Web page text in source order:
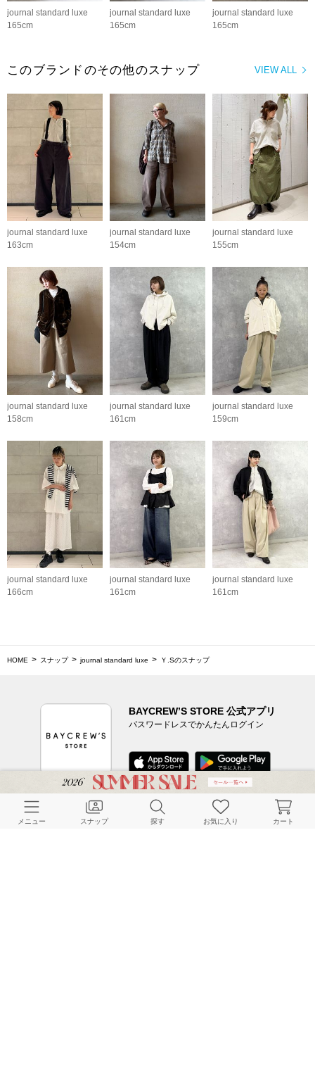
journal standard luxe
165cm
journal standard luxe
165cm
journal standard luxe
165cm
VIEW ALL
このブランドのその他のスナップ
journal standard luxe
163cm
journal standard luxe
154cm
journal standard luxe
155cm
journal standard luxe
158cm
journal standard luxe
161cm
journal standard luxe
159cm
journal standard luxe
166cm
journal standard luxe
161cm
journal standard luxe
161cm
HOME スナップ journal standard luxe Ｙ.Sのスナップ
BAYCREW’S STORE 公式アプリ
パスワードレスでかんたんログイン
CUSTOMER SERVICE
メニュー スナップ 探す お気に入り カート